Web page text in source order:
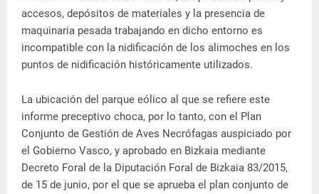
accesos, depósitos de materiales y la presencia de
maquinaria pesada trabajando en dicho entorno es
incompatible con la nidificación de los alimoches en los
puntos de nidificación históricamente utilizados.
La ubicación del parque eólico al que se refiere este
informe preceptivo choca, por lo tanto, con el Plan
Conjunto de Gestión de Aves Necrófagas auspiciado por
el Gobierno Vasco, y aprobado en Bizkaia mediante
Decreto Foral de la Diputación Foral de Bizkaia 83/2015,
de 15 de junio, por el que se aprueba el plan conjunto de